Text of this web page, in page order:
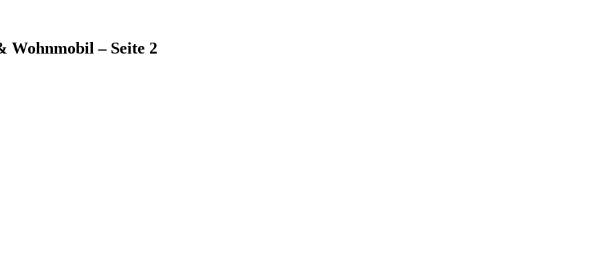
Wohnmobil – Seite 2